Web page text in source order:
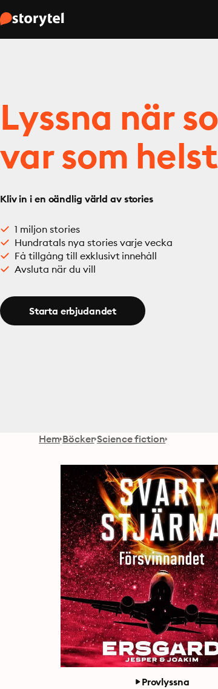
Lyssna när
var som helst
Kliv in i en oändlig värld av stories
1 miljon stories
Hundratals nya stories varje vecka
Få tillgång till exklusivt innehåll
Avsluta när du vill
Starta erbjudandet
Hem Böcker Science fiction
Provlyssna